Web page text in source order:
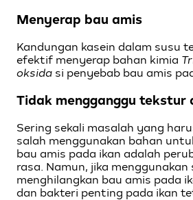
Menyerap bau amis
Kandungan kasein dalam susu
efektif menyerap bahan kimia
oksida si penyebab bau amis
Tidak mengganggu tekstur
Sering sekali masalah yang
salah menggunakan bahan
bau amis pada ikan adalah
rasa. Namun, jika
menghilangkan bau amis pada
dan bakteri penting pada ikan